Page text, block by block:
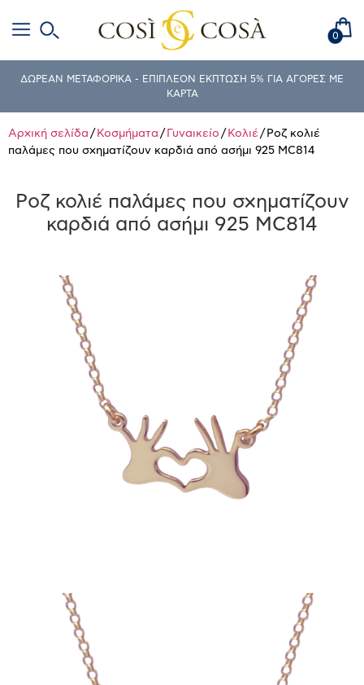
0
ΔΩΡΕΑΝ ΜΕΤΑΦΟΡΙΚΑ - ΕΠΙΠΛΕΟΝ ΕΚΠΤΩΣΗ 5% ΓΙΑ ΑΓΟΡΕΣ ΜΕ
ΚΑΡΤΑ
Αρχική σελίδα / Κοσμήματα / Γυναικείο / Κολιέ / Ροζ κολιέ
παλάμες που σχηματίζουν καρδιά από ασήμι 925 MC814
Ροζ κολιέ παλάμες που σχηματίζουν
καρδιά από ασήμι 925 MC814